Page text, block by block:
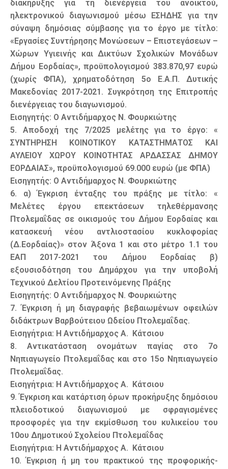
διακήρυξης για τη διενέργεια του ανοικτού,
ηλεκτρονικού διαγωνισμού μέσω ΕΣΗΔΗΣ για την
σύναψη δημόσιας σύμβασης για το έργο με τίτλο:
«Εργασίες Συντήρησης Μονώσεων – Επιστεγάσεων –
Χώρων Υγιεινής και Δικτύων Σχολικών Μονάδων
Δήμου Εορδαίας», προϋπολογισμού 383.870,97 ευρώ
(χωρίς ΦΠΑ), χρηματοδότηση 5ο Ε.Α.Π. Δυτικής
Μακεδονίας 2017-2021. Συγκρότηση της Επιτροπής
διενέργειας του διαγωνισμού.
Εισηγητής: Ο Αντιδήμαρχος Ν. Φουρκιώτης
5. Αποδοχή της 7/2025 μελέτης για το έργο: «
ΣΥΝΤΗΡΗΣΗ ΚΟΙΝΟΤΙΚΟΥ ΚΑΤΑΣΤΗΜΑΤΟΣ ΚΑΙ
ΑΥΛΕΙΟΥ ΧΩΡΟΥ ΚΟΙΝΟΤΗΤΑΣ ΑΡΔΑΣΣΑΣ ΔΗΜΟΥ
ΕΟΡΔΑΙΑΣ», προϋπολογισμού 69.000 ευρώ (με ΦΠΑ)
Εισηγητής: Ο Αντιδήμαρχος Ν. Φουρκιώτης
6. α) Έγκριση ένταξης του πράξης με τίτλο: «
Μελέτες έργου επεκτάσεων τηλεθέρμανσης
Πτολεμαΐδας σε οικισμούς του Δήμου Εορδαίας και
κατασκευή νέου αντλιοστασίου κυκλοφορίας
(Δ.Εορδαίας)» στον Άξονα 1 και στο μέτρο 1.1 του
ΕΑΠ 2017-2021 του Δήμου Εορδαίας β)
εξουσιοδότηση του Δημάρχου για την υποβολή
Τεχνικού Δελτίου Προτεινόμενης Πράξης
Εισηγητής: Ο Αντιδήμαρχος Ν. Φουρκιώτης
7. Έγκριση ή μη διαγραφής βεβαιωμένων οφειλών
διδάκτρων Βαρβούτειου Ωδείου Πτολεμαΐδας.
Εισηγήτρια: Η Αντιδήμαρχος Α. Κάτσιου
8. Αντικατάσταση ονομάτων παγίας στο 7ο
Νηπιαγωγείο Πτολεμαΐδας και στο 15ο Νηπιαγωγείο
Πτολεμαΐδας.
Εισηγήτρια: Η Αντιδήμαρχος Α. Κάτσιου
9. Έγκριση και κατάρτιση όρων προκήρυξης δημόσιου
πλειοδοτικού διαγωνισμού με σφραγισμένες
προσφορές για την εκμίσθωση του κυλικείου του
10ου Δημοτικού Σχολείου Πτολεμαΐδας
Εισηγήτρια: Η Αντιδήμαρχος Α. Κάτσιου
10. Έγκριση ή μη του πρακτικού της προφορικής-